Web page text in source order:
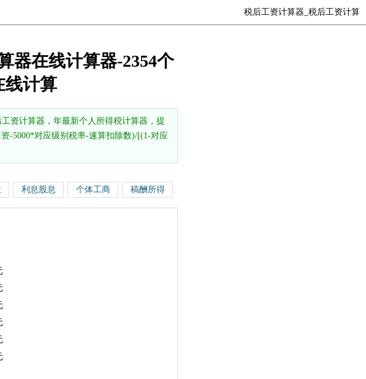
税后工资计算器_税后工资计算
器在线计算器-2354个
线计算
资计算器，年最新个人所得税计算器，提
-5000*对应级别税率-速算扣除数)/[(1-对应
利息股息 个体工商 稿酬所得